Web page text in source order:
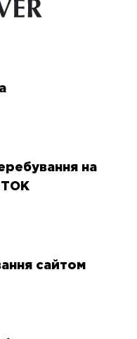
на
ТОК
сайтом